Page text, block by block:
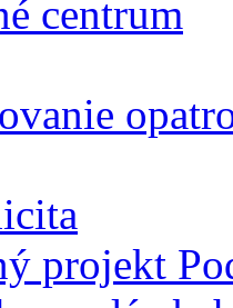
centrum
projekt